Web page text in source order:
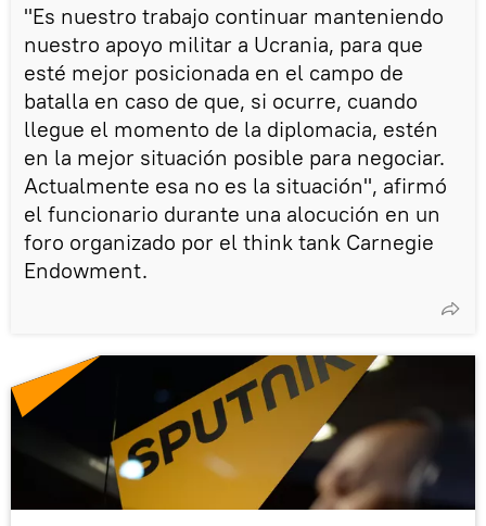
"Es nuestro trabajo continuar manteniendo
nuestro apoyo militar a Ucrania, para que
esté mejor posicionada en el campo de
batalla en caso de que, si ocurre, cuando
llegue el momento de la diplomacia, estén
en la mejor situación posible para negociar.
Actualmente esa no es la situación", afirmó
el funcionario durante una alocución en un
foro organizado por el think tank Carnegie
Endowment.